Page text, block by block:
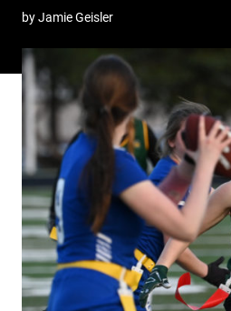
by Jamie Geisler